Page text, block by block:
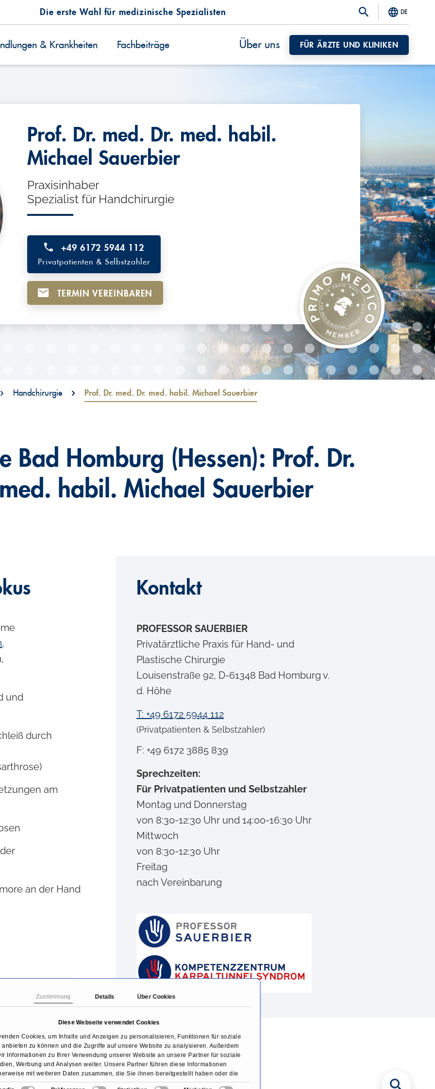
Zustimmung Details Über Cookies
Diese Webseite verwendet Cookies
Cookies, um Inhalte und Anzeigen zu personalisieren, Funktionen für soziale
anbieten zu können und die Zugriffe auf unsere Website zu analysieren. Außerdem
Informationen zu Ihrer Verwendung unserer Website an unsere Partner für soziale
Werbung und Analysen weiter. Unsere Partner führen diese Informationen
mit weiteren Daten zusammen, die Sie ihnen bereitgestellt haben oder die
sie im Rahmen Ihrer Nutzung der Dienste gesammelt haben.
Die erste Wahl für medizinische Spezialisten DE
& Krankheiten Fachbeiträge Über uns FÜR ÄRZTE UND KLINIKEN
Prof. Dr. med. Dr. med. habil.
Michael Sauerbier
Praxisinhaber
Spezialist für Handchirurgie
+49 6172 5944 112
Privatpatienten & Selbstzahler
TERMIN VEREINBAREN
Handchirurgie Prof. Dr. med. Dr. med. habil. Michael Sauerbier
Bad Homburg (Hessen): Prof. Dr.
habil. Michael Sauerbier
,
und
durch
am
an der Hand
Kontakt
PROFESSOR SAUERBIER
Privatärztliche Praxis für Hand- und
Plastische Chirurgie
Louisenstraße 92, D-61348 Bad Homburg v.
d. Höhe
T: +49 6172 5944 112
(Privatpatienten & Selbstzahler)
F: +49 6172 3885 839
Sprechzeiten:
Für Privatpatienten und Selbstzahler
Montag und Donnerstag
von 8:30-12:30 Uhr und 14:00-16:30 Uhr
Mittwoch
von 8:30-12:30 Uhr
Freitag
nach Vereinbarung